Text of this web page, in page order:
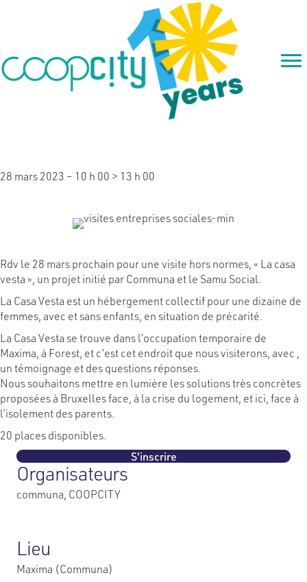
28 mars 2023 – 10 h 00 > 13 h 00
Rdv le 28 mars prochain pour une visite hors normes, « La casa
vesta », un projet initié par Communa et le Samu Social.
La Casa Vesta est un hébergement collectif pour une dizaine de
femmes, avec et sans enfants, en situation de précarité.
La Casa Vesta se trouve dans l’occupation temporaire de
Maxima, à Forest, et c’est cet endroit que nous visiterons, avec ,
un témoignage et des questions réponses.
Nous souhaitons mettre en lumière les solutions très concrètes
proposées à Bruxelles face, à la crise du logement, et ici, face à
l’isolement des parents.
20 places disponibles.
S'inscrire
Organisateurs
communa, COOPCITY
Lieu
Maxima (Communa)